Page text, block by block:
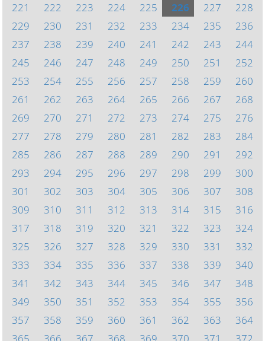
221
222 223 224 225 226 227
228
229
230 231 232 233 234 235
236
237
238 239 240 241 242 243
244
245
246 247 248 249 250 251
252
253
254 255 256 257 258 259
260
261
262 263 264 265 266 267
268
269
270 271 272 273 274 275
276
277
278 279 280 281 282 283
284
285
286 287 288 289 290 291
292
293
294 295 296 297 298 299
300
301
302 303 304 305 306 307
308
309
310 311 312 313 314 315
316
317
318 319 320 321 322 323
324
325
326 327 328 329 330 331
332
333
334 335 336 337 338 339
340
341
342 343 344 345 346 347
348
349
350 351 352 353 354 355
356
357
358 359 360 361 362 363
364